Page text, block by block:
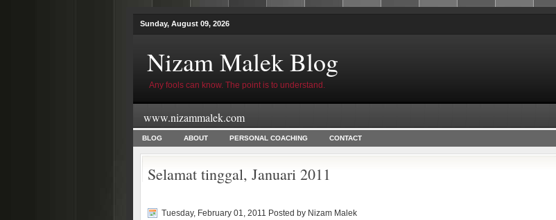
Sunday, August 09, 2026
Nizam Malek Blog
Any fools can know. The point is to understand.
www.nizammalek.com
BLOG ABOUT PERSONAL COACHING CONTACT
Selamat tinggal, Januari 2011
Tuesday, February 01, 2011 Posted by Nizam Malek